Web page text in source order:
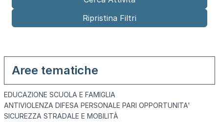
Aree tematiche
EDUCAZIONE SCUOLA E FAMIGLIA
ANTIVIOLENZA DIFESA PERSONALE PARI OPPORTUNITA'
SICUREZZA STRADALE E MOBILITÀ